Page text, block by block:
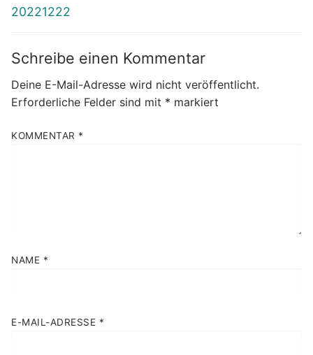
20221222
Schreibe einen Kommentar
Deine E-Mail-Adresse wird nicht veröffentlicht.
Erforderliche Felder sind mit * markiert
KOMMENTAR *
NAME *
E-MAIL-ADRESSE *